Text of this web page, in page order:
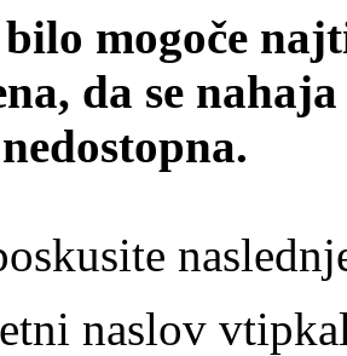
mogoče
da se
naslov